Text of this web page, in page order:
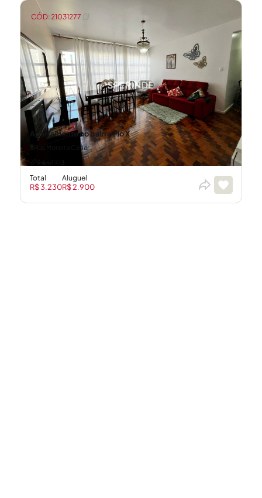
Apartamento no bairro Pio X
Rua Moreira César
Total
R$ 3.230
Aluguel
R$ 2.900
CÓD: 21031277